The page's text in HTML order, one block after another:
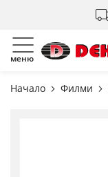
меню
Начало Филми